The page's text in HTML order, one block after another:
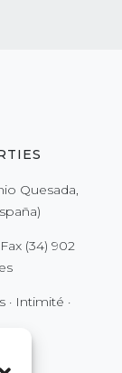
Quesada,
(34) 902
· Intimité ·